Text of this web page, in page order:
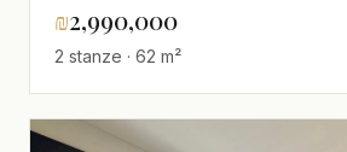
₪2,990,000
2 stanze · 62 m²